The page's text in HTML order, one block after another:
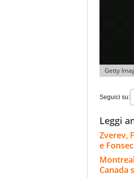
Getty
Seguici su:
Leggi
Zverev,
e
Canada